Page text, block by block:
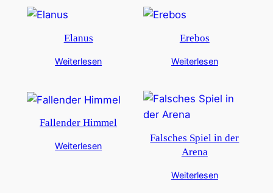
Elanus
Weiterlesen
Erebos
Weiterlesen
Fallender Himmel
Weiterlesen
Falsches Spiel in der
Arena
Weiterlesen